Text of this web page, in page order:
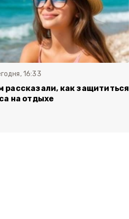
16:33
рассказали, как защититься
на отдыхе